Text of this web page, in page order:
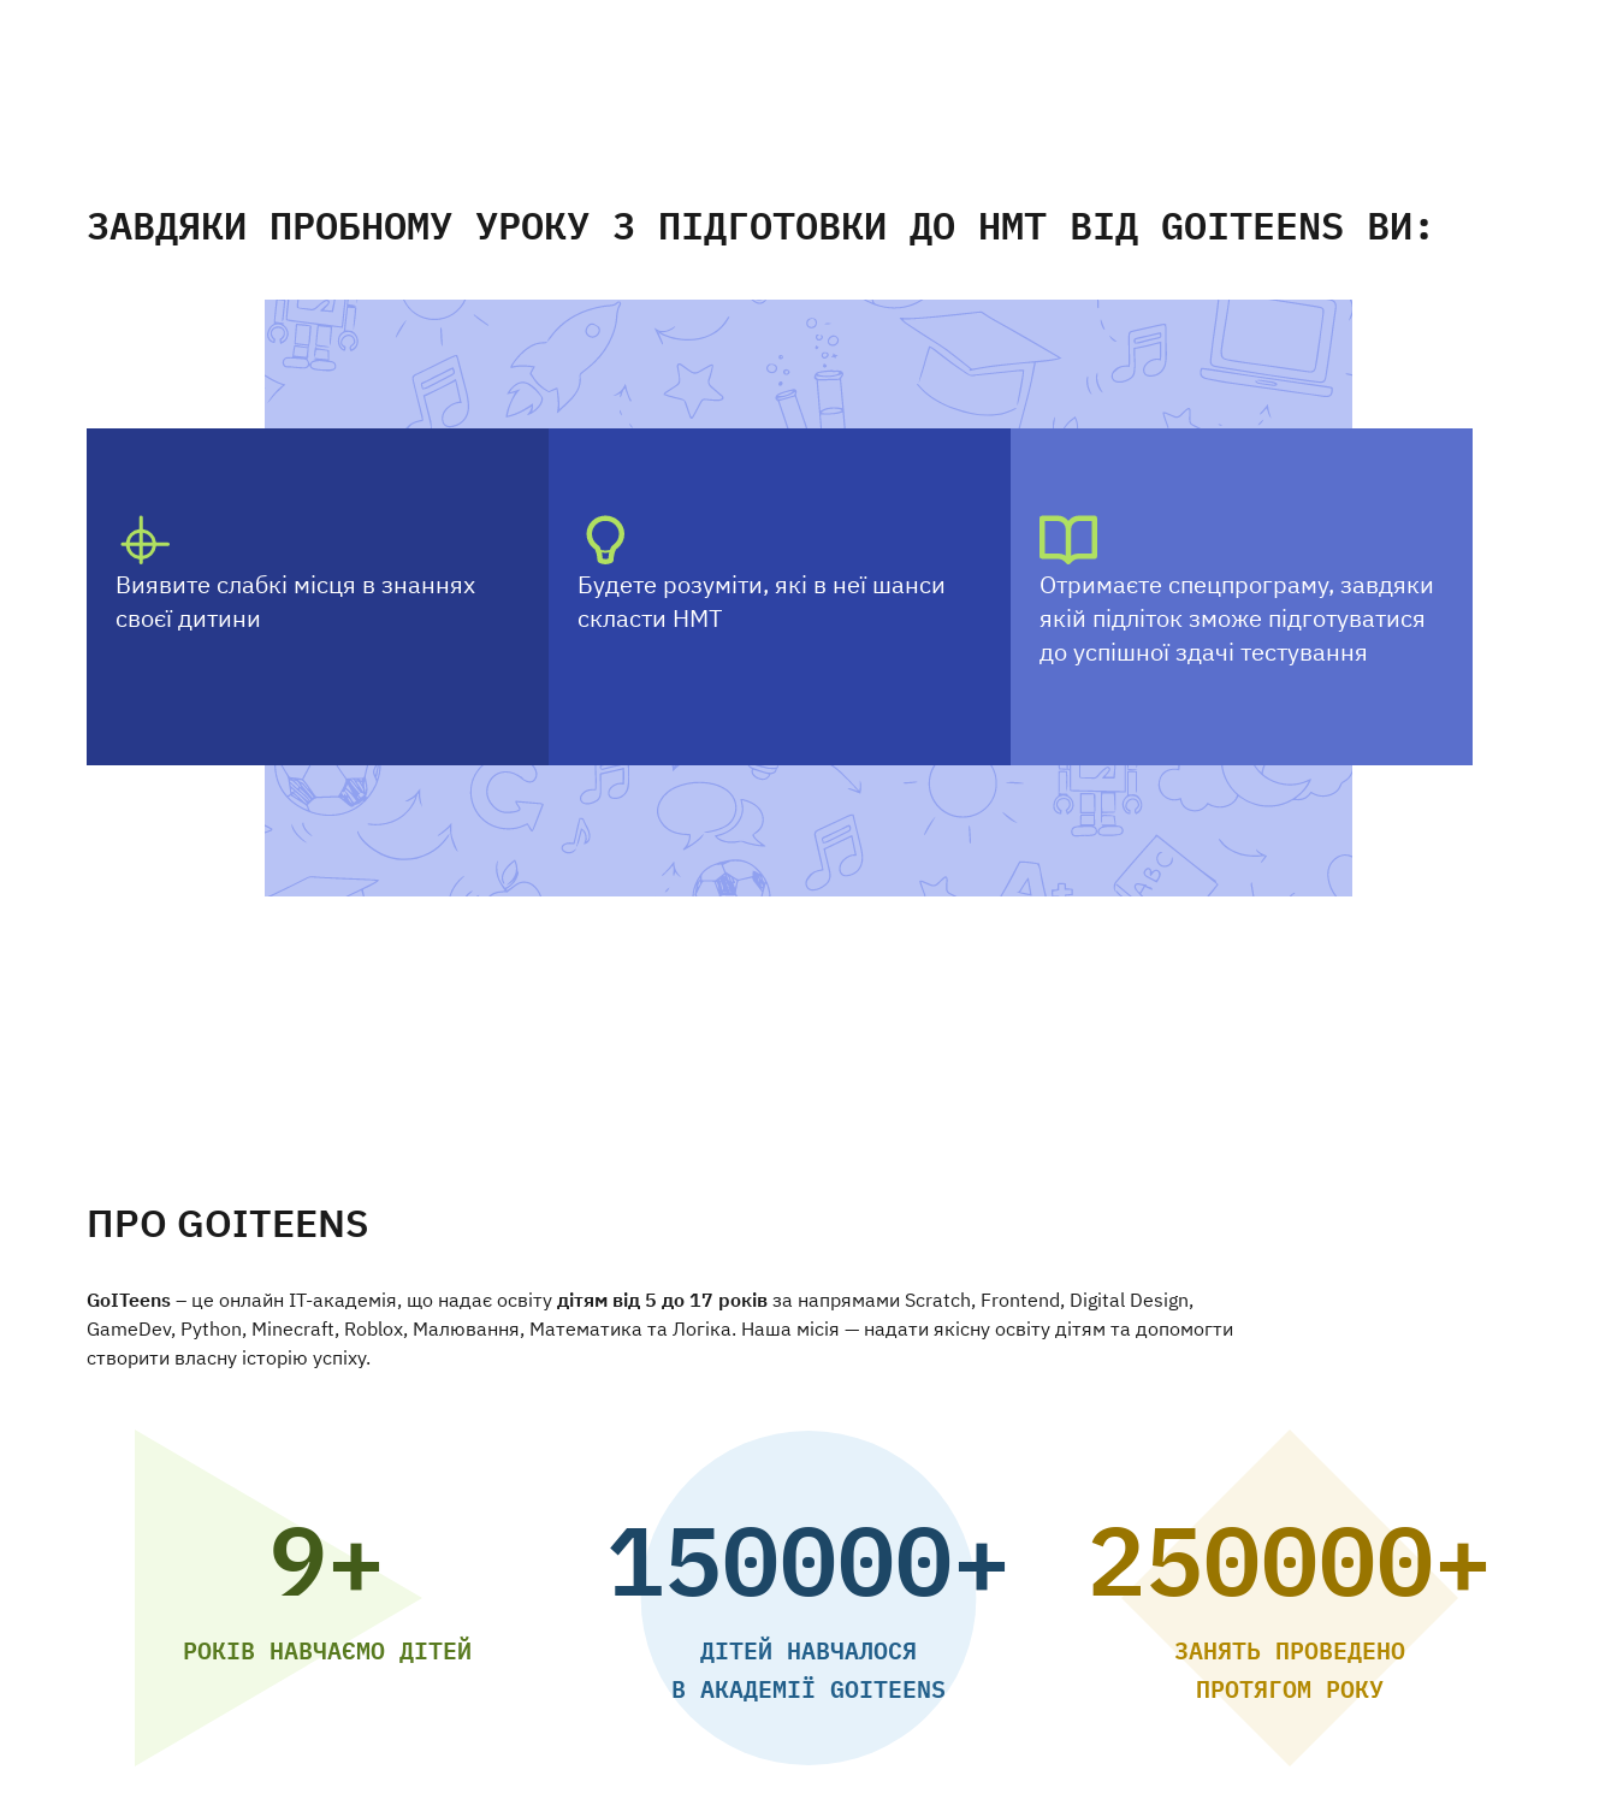
ЗАВДЯКИ ПРОБНОМУ УРОКУ З ПІДГОТОВКИ ДО НМТ ВІД GOITEENS ВИ:
Виявите слабкі місця в знаннях
своєї дитини
Будете розуміти, які в неї шанси
скласти НМТ
Отримаєте спецпрограму, завдяки
якій підліток зможе підготуватися
до успішної здачі тестування
ПРО GOITEENS
GoITeens – це онлайн ІТ-академія, що надає освіту дітям від 5 до 17 років за напрямами Scratch, Frontend, Digital Design,
GameDev, Python, Minecraft, Roblox, Малювання, Математика та Логіка. Наша місія — надати якісну освіту дітям та допомогти
створити власну історію успіху.
9+
РОКІВ НАВЧАЄМО ДІТЕЙ
150000+
ДІТЕЙ НАВЧАЛОСЯ
В АКАДЕМІЇ GOITEENS
250000+
ЗАНЯТЬ ПРОВЕДЕНО
ПРОТЯГОМ РОКУ